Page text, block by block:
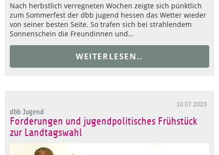
Nach herbstlich verregneten Wochen zeigte sich pünktlich
zum Sommerfest der dbb jugend hessen das Wetter wieder
von seiner besten Seite. So trafen sich bei strahlendem
Sonnenschein die Freundinnen und…
WEITERLESEN..
10.07.2023
dbb Jugend
Forderungen und jugendpolitisches Frühstück
zur Landtagswahl